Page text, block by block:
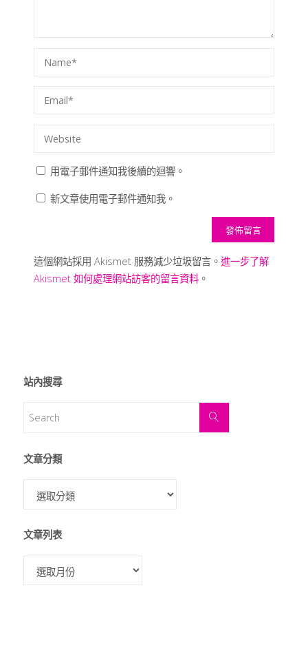
用電子郵件通知我後續的迴響。
新文章使用電子郵件通知我。
這個網站採用 Akismet 服務減少垃圾留言。 進一步了解
Akismet 如何處理網站訪客的留言資料。
站內搜尋
文章分類
文章列表